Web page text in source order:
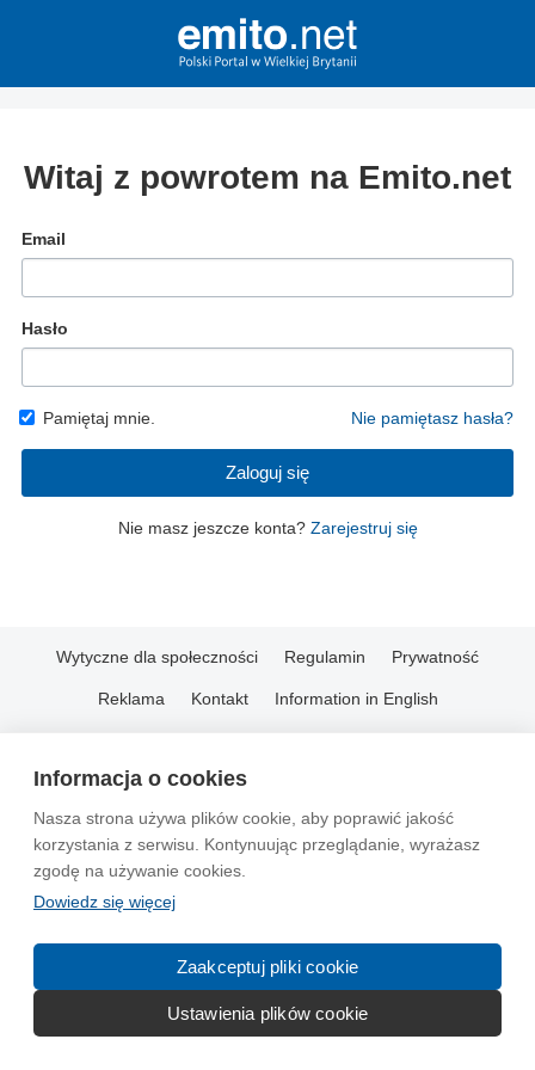
Informacja o cookies
Nasza strona używa plików cookie, aby poprawić jakość
korzystania z serwisu. Kontynuując przeglądanie, wyrażasz
zgodę na używanie cookies.
Dowiedz się więcej
Zaakceptuj pliki cookie
Ustawienia plików cookie
Witaj z powrotem na Emito.net
Email
Hasło
Pamiętaj mnie. Nie pamiętasz hasła?
Zaloguj się
Nie masz jeszcze konta? Zarejestruj się
Wytyczne dla społeczności Regulamin Prywatność
Reklama Kontakt Information in English